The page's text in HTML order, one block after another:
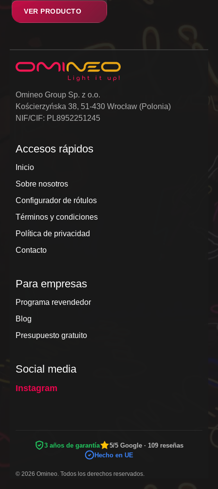
VER PRODUCTO
Omineo Group Sp. z o.o.
Kościerzyńska 38, 51-430 Wrocław (Polonia)
NIF/CIF: PL8952251245
Accesos rápidos
Inicio
Sobre nosotros
Configurador de rótulos
Términos y condiciones
Política de privacidad
Contacto
Para empresas
Programa revendedor
Blog
Presupuesto gratuito
Social media
Instagram
3 años de garantía
5/5 Google · 109 reseñas
Hecho en UE
© 2026 Omineo. Todos los derechos reservados.